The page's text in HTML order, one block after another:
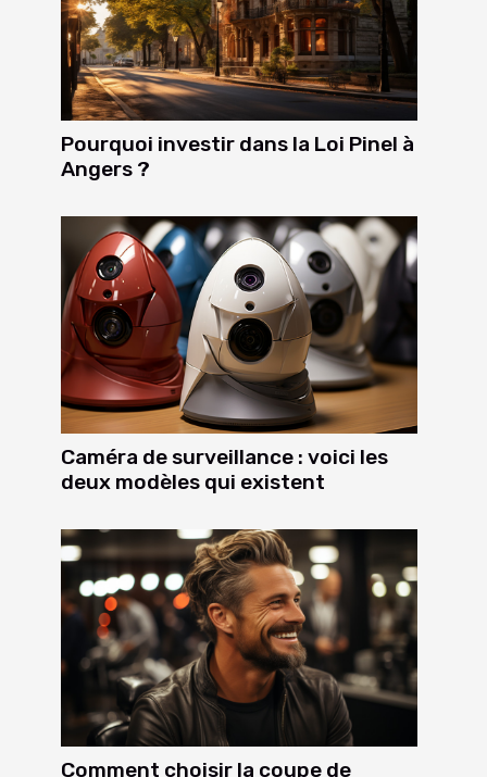
Pourquoi investir dans la Loi Pinel à
Angers ?
Caméra de surveillance : voici les
deux modèles qui existent
Comment choisir la coupe de